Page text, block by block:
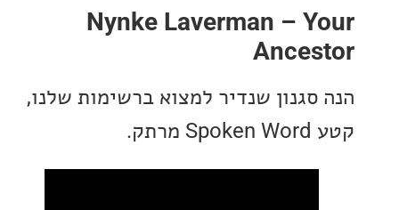
Nynke Laverman –
שנדיר למצוא ברשימות שלנו,